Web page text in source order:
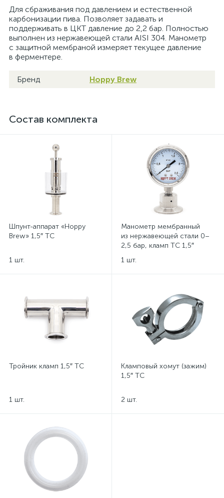
Для сбраживания под давлением и естественной
карбонизации пива. Позволяет задавать и
поддерживать в ЦКТ давление до 2,2 бар. Полностью
выполнен из нержавеющей стали AISI 304. Манометр
с защитной мембраной измеряет текущее давление
в ферментере.
Бренд Hoppy Brew
Состав комплекта
Шпунт-аппарат «Hoppy
Brew» 1,5″ TC
1 шт.
Манометр мембранный
из нержавеющей стали 0–
2,5 бар, кламп TC 1,5″
1 шт.
Тройник кламп 1,5″ TC
1 шт.
Кламповый хомут (зажим)
1,5″ TC
2 шт.